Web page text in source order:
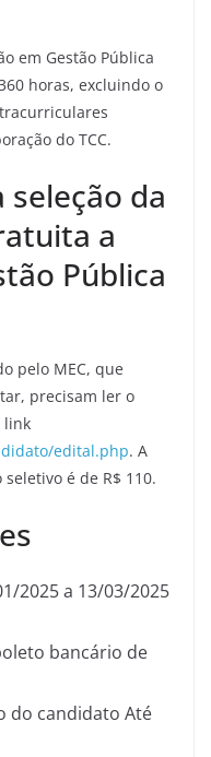
em Gestão Pública
horas, excluindo o
do TCC.
seleção da
a
Pública
pelo MEC, que
precisam ler o
link
edital.php. A
é de R$ 110.
2025 a 13/03/2025
bancário de
do candidato Até